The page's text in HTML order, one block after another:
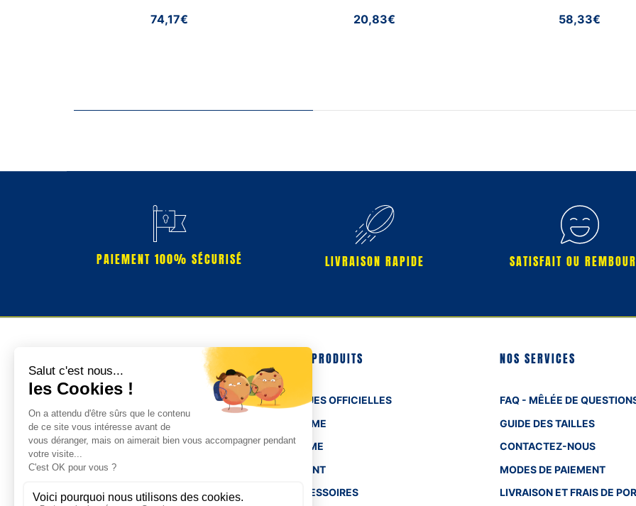
74,17€
20,83€
58,33€
PAIEMENT 100% SÉCURISÉ LIVRAISON RAPIDE SATISFAIT OU
NOS PRODUITS
TENUES OFFICIELLES
HOMME
FEMME
ENFANT
ACCESSOIRES
NOS SERVICES
FAQ - MÊLÉE DE
GUIDE DES TAILLES
CONTACTEZ-NOUS
MODES DE PAIEMENT
LIVRAISON ET FRAIS DE